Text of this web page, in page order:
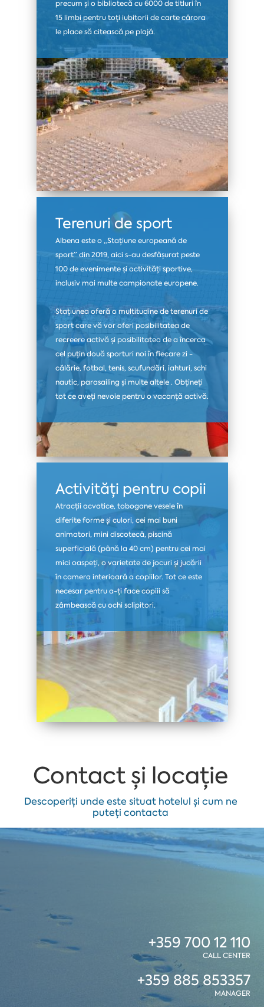
precum și o bibliotecă cu 6000 de titluri în
15 limbi pentru toți iubitorii de carte cărora
le place să citească pe plajă.
Terenuri de sport
Albena este o „Stațiune europeană de
sport” din 2019, aici s-au desfășurat peste
100 de evenimente și activități sportive,
inclusiv mai multe campionate europene.
Stațiunea oferă o multitudine de terenuri de
sport care vă vor oferi posibilitatea de
recreere activă și posibilitatea de a încerca
cel puțin două sporturi noi în fiecare zi -
călărie, fotbal, tenis, scufundări, iahturi, schi
nautic, parasailing și multe altele . Obțineți
tot ce aveți nevoie pentru o vacanță activă.
Activități pentru copii
Atracții acvatice, tobogane vesele în
diferite forme și culori, cei mai buni
animatori, mini discotecă, piscină
superficială (până la 40 cm) pentru cei mai
mici oaspeți, o varietate de jocuri și jucării
în camera interioară a copiilor. Tot ce este
necesar pentru a-ți face copiii să
zâmbească cu ochi sclipitori.
Contact și locație
Descoperiți unde este situat hotelul și cum ne
puteți contacta
+359 700 12 110
CALL CENTER
+359 885 853357
MANAGER